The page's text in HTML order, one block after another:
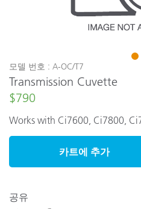
1
모델 번호 : A-OC/T7
Transmission Cuvette
$790
Works with Ci7600, Ci7800,
카트에 추가
공유